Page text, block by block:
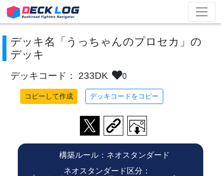
デッキ名「うっちゃんのプロセカ」の
デッキ
デッキコード： 233DK 0
コピーして作成 デッキコードをコピー
構築ルール：ネオスタンダード
ネオスタンダード区分：